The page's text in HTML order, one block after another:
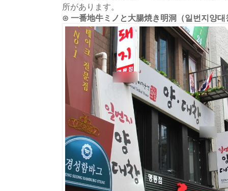
所があります。
⊙ 一番地牛ミノと大腸焼き明洞（일번지양대